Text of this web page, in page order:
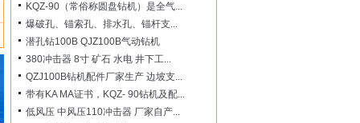
KQZ-90（常俗称圆盘钻机）是全气...
爆破孔、锚索孔、排水孔、锚杆支...
潜孔钻100B QJZ100B气动钻机
380冲击器 8寸 矿石 水电 井下工...
QZJ100B钻机配件厂家生产 边坡支...
带有KA MA证书，KQZ- 90钻机及配...
低风压 中风压110冲击器 厂家自产...